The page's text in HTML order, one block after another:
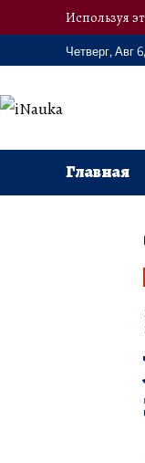
Используя
Четверг, Авг
Главная